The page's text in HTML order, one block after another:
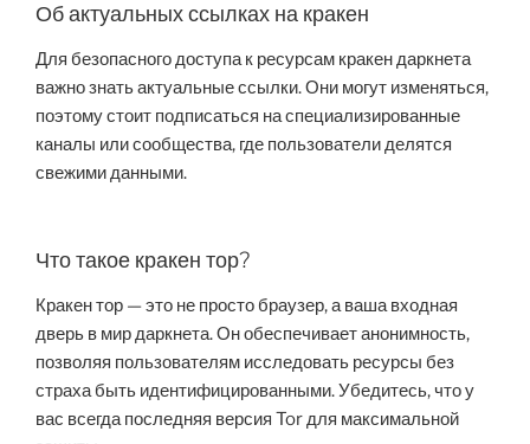
Об актуальных ссылках на кракен
Для безопасного доступа к ресурсам кракен даркнета
важно знать актуальные ссылки. Они могут изменяться,
поэтому стоит подписаться на специализированные
каналы или сообщества, где пользователи делятся
свежими данными.
Что такое кракен тор?
Кракен тор — это не просто браузер, а ваша входная
дверь в мир даркнета. Он обеспечивает анонимность,
позволяя пользователям исследовать ресурсы без
страха быть идентифицированными. Убедитесь, что у
вас всегда последняя версия Tor для максимальной